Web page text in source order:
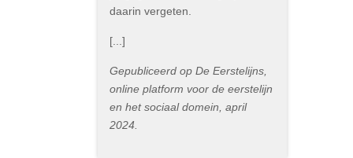
daarin vergeten.
[...]
Gepubliceerd op De Eerstelijns,
online platform voor de eerstelijn
en het sociaal domein, april
2024.